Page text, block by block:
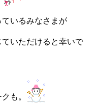
いるみなさまが
いただけると幸いで
も。